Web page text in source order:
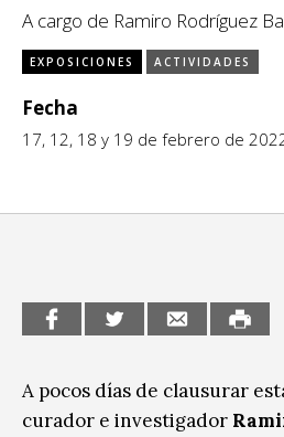
CCE en el interior/libros
Espacio itinerante de lectura
Exposiciones
Formación
Género y Diversidad
Música
Sin categoría
A cargo de Ramiro Rodríguez
EXPOSICIONES ACTIVIDADES
Fecha
17, 12, 18 y 19 de febrero de
A pocos días de clausurar
curador e investigador